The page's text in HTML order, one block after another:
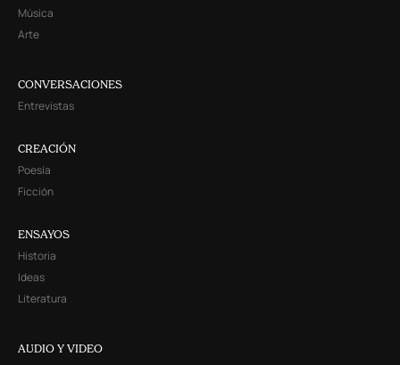
Música
Arte
CONVERSACIONES
Entrevistas
CREACIÓN
Poesía
Ficción
ENSAYOS
Historia
Ideas
Literatura
AUDIO Y VIDEO